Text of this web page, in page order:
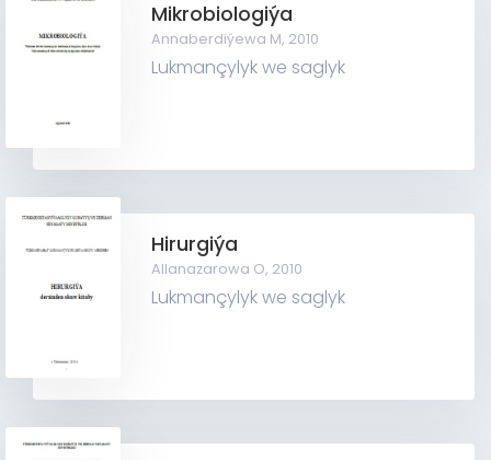
Mikrobiologiýa
Annaberdiýewa M, 2010
Lukmançylyk we saglyk
Hirurgiýa
Allanazarowa O, 2010
Lukmançylyk we saglyk